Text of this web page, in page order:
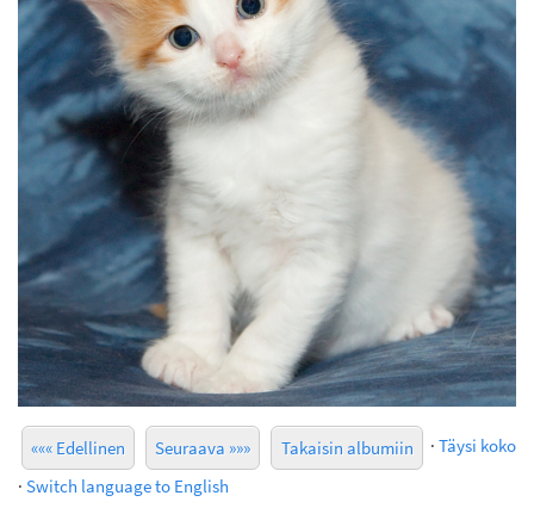
««« Edellinen Seuraava »»» Takaisin albumiin · Täysi koko
· Switch language to English